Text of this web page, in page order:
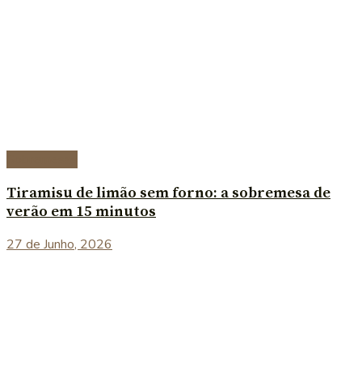
Tiramisu de limão sem forno: a sobremesa de
verão em 15 minutos
27 de Junho, 2026